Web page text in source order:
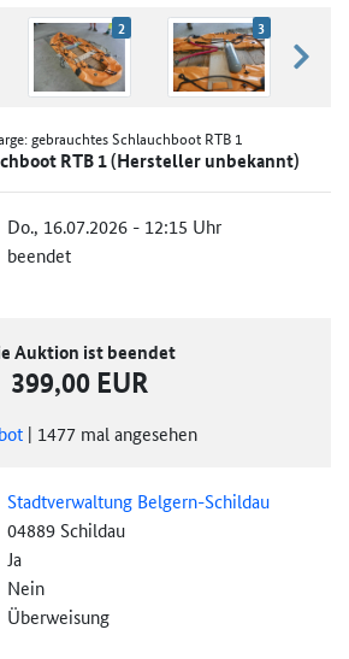
2 3
gebrauchtes Schlauchboot RTB 1
RTB 1 (Hersteller unbekannt)
Do., 16.07.2026 - 12:15 Uhr
beendet
Auktion ist beendet
399,00 EUR
| 1477 mal angesehen
Stadtverwaltung Belgern-Schildau
04889 Schildau
Ja
Nein
Überweisung